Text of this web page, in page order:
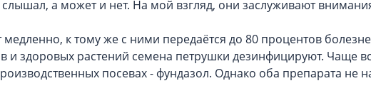
а может и нет. На мой взгляд, они заслуживают
к тому же с ними передаётся до 80 процентов
и здоровых растений семена петрушки дезинфицируют. Чаще
посевах - фундазол. Однако оба препарата не